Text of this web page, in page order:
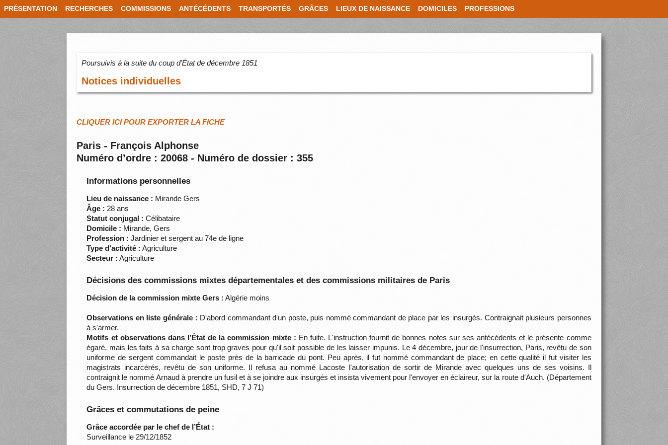
PRÉSENTATION RECHERCHES COMMISSIONS ANTÉCÉDENTS TRANSPORTÉS GRÂCES LIEUX DE NAISSANCE DOMICILES PROFESSIONS
Poursuivis à la suite du coup d’État de décembre 1851
Notices individuelles
CLIQUER ICI POUR EXPORTER LA FICHE
Paris - François Alphonse
Numéro d’ordre : 20068 - Numéro de dossier : 355
Informations personnelles
Lieu de naissance : Mirande Gers
Âge : 28 ans
Statut conjugal : Célibataire
Domicile : Mirande, Gers
Profession : Jardinier et sergent au 74e de ligne
Type d’activité : Agriculture
Secteur : Agriculture
Décisions des commissions mixtes départementales et des commissions militaires de Paris
Décision de la commission mixte Gers : Algérie moins
Observations en liste générale : D'abord commandant d'un poste, puis nommé commandant de place par les insurgés. Contraignait plusieurs personnes
à s'armer.
Motifs et observations dans l’État de la commission mixte : En fuite. L'instruction fournit de bonnes notes sur ses antécédents et le présente comme
égaré, mais les faits à sa charge sont trop graves pour qu'il soit possible de les laisser impunis. Le 4 décembre, jour de l'insurrection, Paris, revêtu de son
uniforme de sergent commandait le poste près de la barricade du pont. Peu après, il fut nommé commandant de place; en cette qualité il fut visiter les
magistrats incarcérés, revêtu de son uniforme. Il refusa au nommé Lacoste l'autorisation de sortir de Mirande avec quelques uns de ses voisins. Il
contraignit le nommé Arnaud à prendre un fusil et à se joindre aux insurgés et insista vivement pour l'envoyer en éclaireur, sur la route d'Auch. (Département
du Gers. Insurrection de décembre 1851, SHD, 7 J 71)
Grâces et commutations de peine
Grâce accordée par le chef de l’État :
Surveillance le 29/12/1852